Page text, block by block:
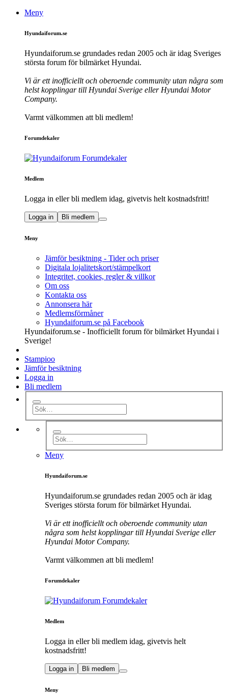
Meny
Hyundaiforum.se
Hyundaiforum.se grundades redan 2005 och är idag Sveriges
största forum för bilmärket Hyundai.
Vi är ett inofficiellt och oberoende community utan några som
helst kopplingar till Hyundai Sverige eller Hyundai Motor
Company.
Varmt välkommen att bli medlem!
Forumdekaler
Medlem
Logga in eller bli medlem idag, givetvis helt kostnadsfritt!
Logga in Bli medlem
Meny
Jämför besiktning - Tider och priser
Digitala lojalitetskort/stämpelkort
Integritet, cookies, regler & villkor
Om oss
Kontakta oss
Annonsera här
Medlemsförmåner
Hyundaiforum.se på Facebook
Hyundaiforum.se - Inofficiellt forum för bilmärket Hyundai i
Sverige!
Stampioo
Jämför besiktning
Logga in
Bli medlem
Meny
Hyundaiforum.se
Hyundaiforum.se grundades redan 2005 och är idag
Sveriges största forum för bilmärket Hyundai.
Vi är ett inofficiellt och oberoende community utan
några som helst kopplingar till Hyundai Sverige eller
Hyundai Motor Company.
Varmt välkommen att bli medlem!
Forumdekaler
Medlem
Logga in eller bli medlem idag, givetvis helt
kostnadsfritt!
Logga in Bli medlem
Meny